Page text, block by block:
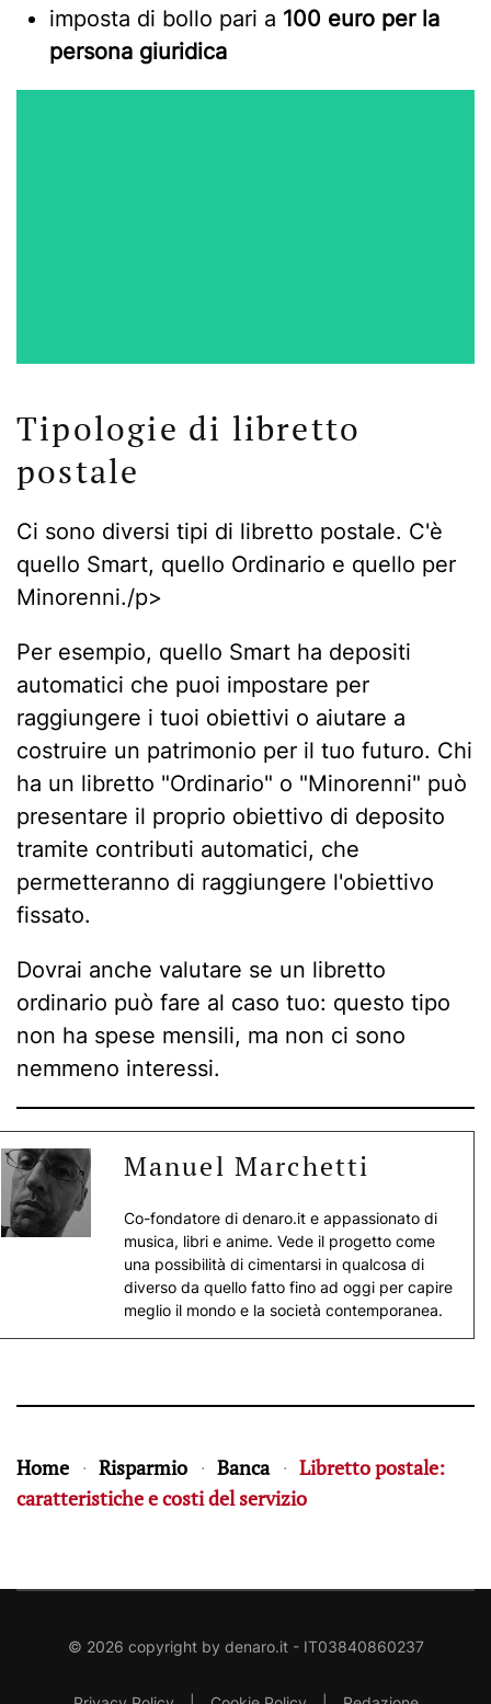
imposta di bollo pari a 100 euro per la
persona giuridica
Tipologie di libretto
postale
Ci sono diversi tipi di libretto postale. C'è
quello Smart, quello Ordinario e quello per
Minorenni./p>
Per esempio, quello Smart ha depositi
automatici che puoi impostare per
raggiungere i tuoi obiettivi o aiutare a
costruire un patrimonio per il tuo futuro. Chi
ha un libretto "Ordinario" o "Minorenni" può
presentare il proprio obiettivo di deposito
tramite contributi automatici, che
permetteranno di raggiungere l'obiettivo
fissato.
Dovrai anche valutare se un libretto
ordinario può fare al caso tuo: questo tipo
non ha spese mensili, ma non ci sono
nemmeno interessi.
Manuel Marchetti
Co-fondatore di denaro.it e appassionato di
musica, libri e anime. Vede il progetto come
una possibilità di cimentarsi in qualcosa di
diverso da quello fatto fino ad oggi per capire
meglio il mondo e la società contemporanea.
Home Risparmio Banca
Libretto postale:
caratteristiche e costi del servizio
© 2026 copyright by denaro.it- IT03840860237